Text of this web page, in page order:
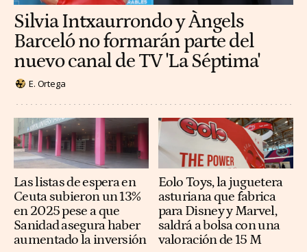
Silvia Intxaurrondo y Àngels
Barceló no formarán parte del
nuevo canal de TV 'La Séptima'
E. Ortega
Las listas de espera en
Ceuta subieron un 13%
en 2025 pese a que
Sanidad asegura haber
aumentado la inversión
Eolo Toys, la juguetera
asturiana que fabrica
para Disney y Marvel,
saldrá a bolsa con una
valoración de 15 M